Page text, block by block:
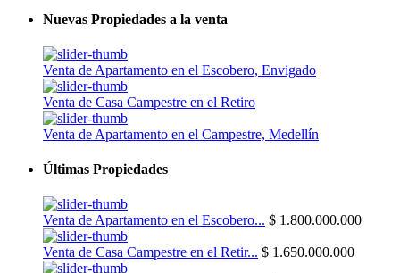
Nuevas Propiedades a la venta
Venta de Apartamento en el Escobero, Envigado
Venta de Casa Campestre en el Retiro
Venta de Apartamento en el Campestre, Medellín
Últimas Propiedades
Venta de Apartamento en el Escobero... $ 1.800.000.000
Venta de Casa Campestre en el Retir... $ 1.650.000.000